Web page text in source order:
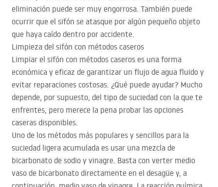
eliminación puede ser muy engorrosa. También puede
ocurrir que el sifón se atasque por algún pequeño objeto
que haya caído dentro por accidente.
Limpieza del sifón con métodos caseros
Limpiar el sifón con métodos caseros es una forma
económica y eficaz de garantizar un flujo de agua fluido y
evitar reparaciones costosas. ¿Qué puede ayudar? Mucho
depende, por supuesto, del tipo de suciedad con la que te
enfrentes, pero merece la pena probar las opciones
caseras disponibles.
Uno de los métodos más populares y sencillos para la
suciedad ligera acumulada es usar una mezcla de
bicarbonato de sodio y vinagre. Basta con verter medio
vaso de bicarbonato directamente en el desagüe y, a